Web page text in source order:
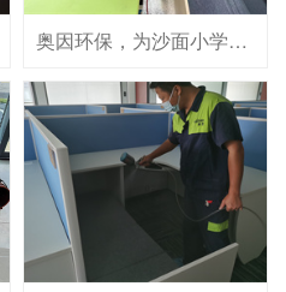
奥因环保，为沙面小学提供专业优质的课室空气治理服务！